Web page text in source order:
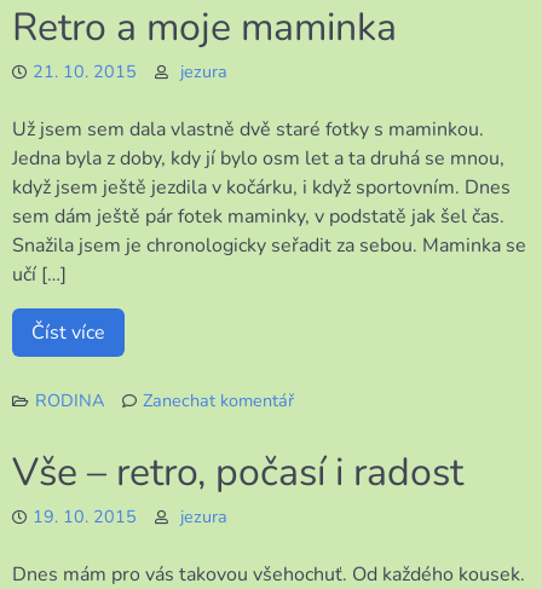
relax
Retro a moje maminka
21. 10. 2015 jezura
Už jsem sem dala vlastně dvě staré fotky s maminkou.
Jedna byla z doby, kdy jí bylo osm let a ta druhá se mnou,
když jsem ještě jezdila v kočárku, i když sportovním. Dnes
sem dám ještě pár fotek maminky, v podstatě jak šel čas.
Snažila jsem je chronologicky seřadit za sebou. Maminka se
učí […]
Číst více
RODINA
Zanechat komentář
a
Vše – retro, počasí i radost
19. 10. 2015 jezura
Dnes mám pro vás takovou všehochuť. Od každého kousek.